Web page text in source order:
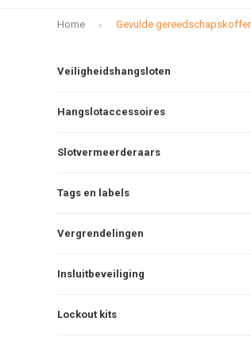
Home Gevulde
Veiligheidshangsloten
Hangslotaccessoires
Slotvermeerderaars
Tags en labels
Vergrendelingen
Insluitbeveiliging
Lockout kits